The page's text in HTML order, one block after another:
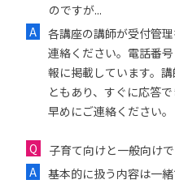
のですが...
各講座の講師が受付管
連絡ください。電話番
報に掲載しています。
ともあり、すぐに応答
早めにご連絡ください。
子育て向けと一般向け
基本的に扱う内容は一